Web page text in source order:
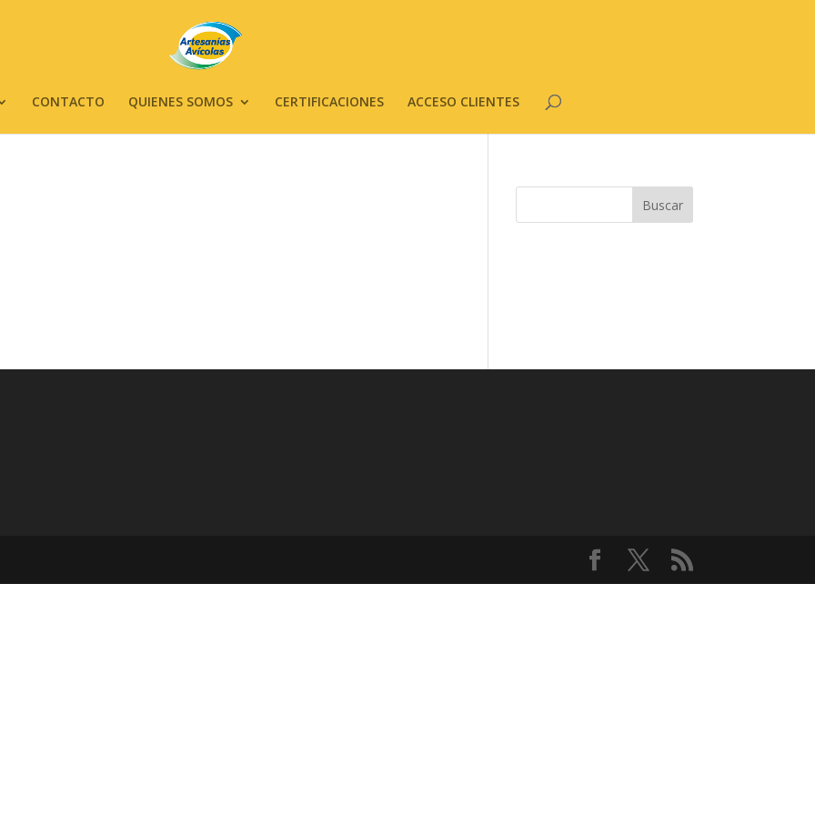
CONTACTO QUIENES SOMOS CERTIFICACIONES ACCESO CLIENTES